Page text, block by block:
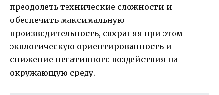
преодолеть технические сложности и
обеспечить максимальную
производительность, сохраняя при этом
экологическую ориентированность и
снижение негативного воздействия на
окружающую среду.